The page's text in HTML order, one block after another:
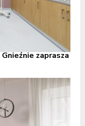
zaprasza